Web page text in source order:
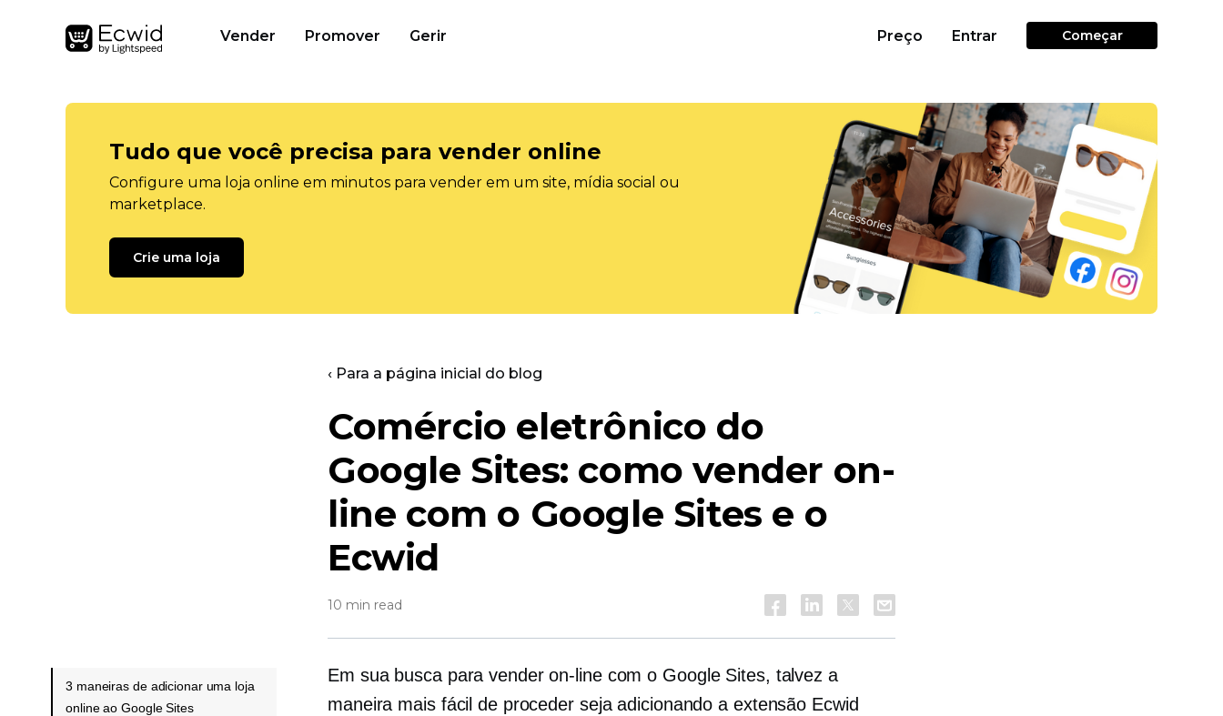
Vender Promover Gerir Preço Entrar Começar
Tudo que você precisa para vender online
Configure uma loja online em minutos para vender em um site, mídia social ou
marketplace.
Crie uma loja
‹ Para a página inicial do blog
Comércio eletrônico do
Google Sites: como vender on-
line com o Google Sites e o
Ecwid
10 min read
Em sua busca para vender on-line com o Google Sites, talvez a
maneira mais fácil de proceder seja adicionando a extensão Ecwid
3 maneiras de adicionar uma loja
online ao Google Sites